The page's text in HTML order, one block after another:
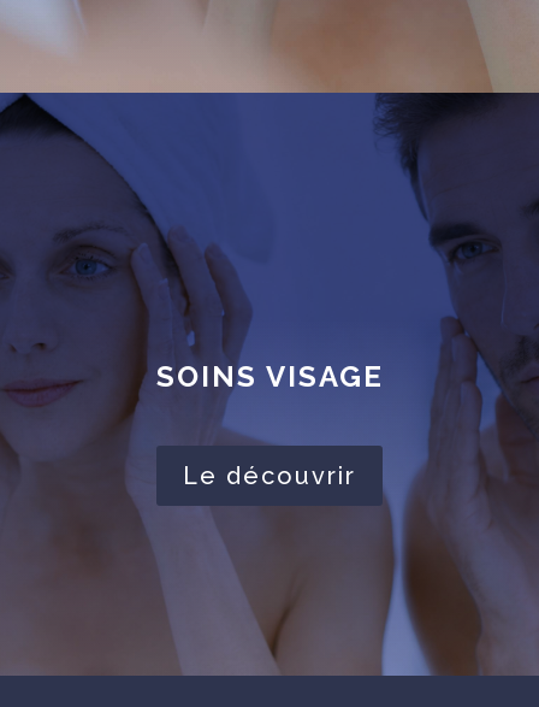
SOINS VISAGE
Le découvrir